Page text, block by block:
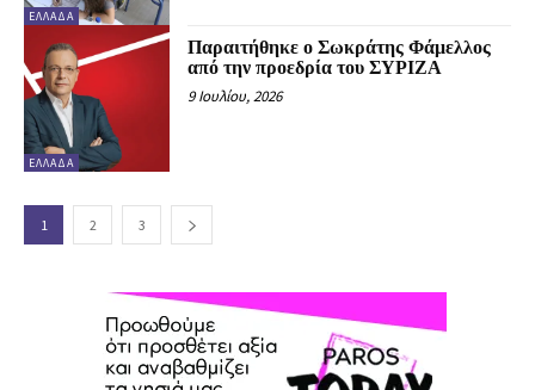
ΕΛΛΆΔΑ
ΕΛΛΆΔΑ
Παραιτήθηκε ο Σωκράτης Φάμελλος
από την προεδρία του ΣΥΡΙΖΑ
9 Ιουλίου, 2026
1 2 3